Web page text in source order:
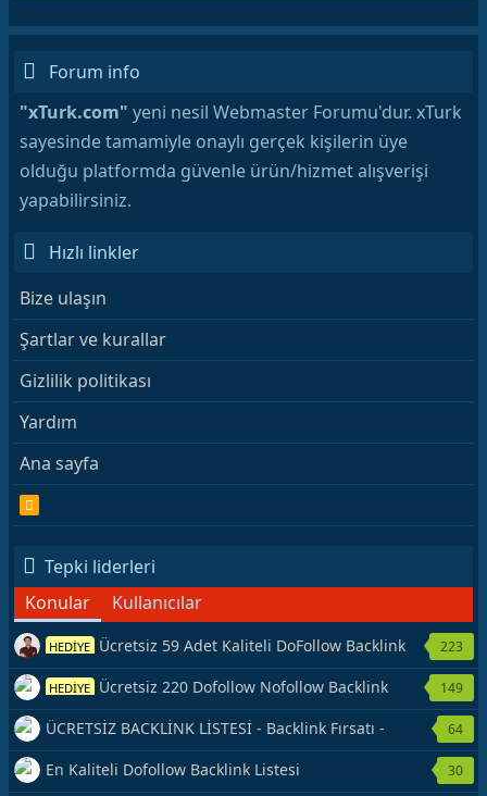
Forum info
"xTurk.com" yeni nesil Webmaster Forumu'dur. xTurk
sayesinde tamamiyle onaylı gerçek kişilerin üye
olduğu platformda güvenle ürün/hizmet alışverişi
yapabilirsiniz.
Hızlı linkler
Bize ulaşın
Şartlar ve kurallar
Gizlilik politikası
Yardım
Ana sayfa
S
Tepki liderleri
Konular
Kullanıcılar
HEDİYE Ücretsiz 59 Adet Kaliteli DoFollow Backlink
Kaynağı Veriyorum.
223
HEDİYE Ücretsiz 220 Dofollow Nofollow Backlink
Veriyorum
149
ÜCRETSİZ BACKLİNK LİSTESİ - Backlink Fırsatı -
Hemen Yetiş!
64
En Kaliteli Dofollow Backlink Listesi 30